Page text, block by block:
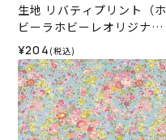
生地 リバティプリント（ホ
ビーラホビーレオリジナ
ル）2022SS キアラ＜03IV
＞
¥204 (税込)